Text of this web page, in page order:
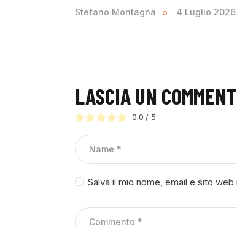
Stefano Montagna 4 Luglio 2026
LASCIA UN
0.0 / 5
Salva il mio nome, email e sito